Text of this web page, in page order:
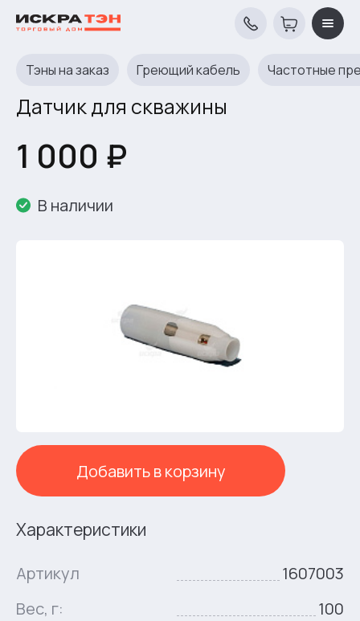
Тэны на заказ Греющий кабель Частотные
Характеристики
Артикул
1607003
Вес, г:
100
Датчик для скважины
1 000 ₽
В наличии
Добавить в корзину